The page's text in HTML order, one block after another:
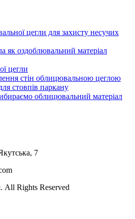
цегли для захисту несучих
як оздоблювальний матеріал
цегли
стін облицювальною цеглою
стовпів паркану
облицювальний матеріал
7
Rights Reserved